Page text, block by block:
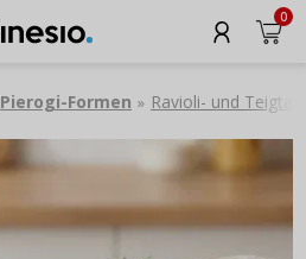
0
Pierogi-Formen » Ravioli- und